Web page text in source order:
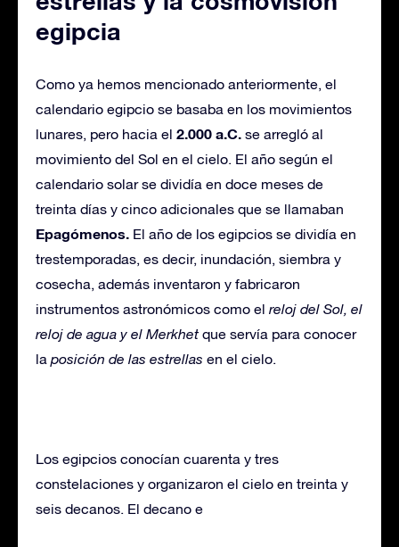
egipcia
Como ya hemos mencionado anteriormente, el
calendario egipcio se basaba en los movimientos
lunares, pero hacia el 2.000 a.C. se arregló al
movimiento del Sol en el cielo. El año según el
calendario solar se dividía en doce meses de
treinta días y cinco adicionales que se llamaban
Epagómenos. El año de los egipcios se dividía en
trestemporadas, es decir, inundación, siembra y
cosecha, además inventaron y fabricaron
instrumentos astronómicos como el reloj del Sol, el
reloj de agua y el Merkhet que servía para conocer
la posición de las estrellas en el cielo.
Los egipcios conocían cuarenta y tres
constelaciones y organizaron el cielo en treinta y
seis decanos. El decano e